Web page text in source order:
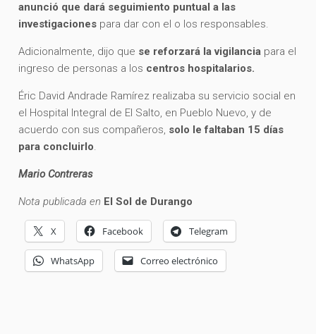
anunció que dará seguimiento puntual a las
investigaciones para dar con el o los responsables.
Adicionalmente, dijo que se reforzará la vigilancia para el
ingreso de personas a los centros hospitalarios.
Éric David Andrade Ramírez realizaba su servicio social en
el Hospital Integral de El Salto, en Pueblo Nuevo, y de
acuerdo con sus compañeros, solo le faltaban 15 días
para concluirlo.
Mario Contreras
Nota publicada en El Sol de Durango
X Facebook Telegram
WhatsApp Correo electrónico